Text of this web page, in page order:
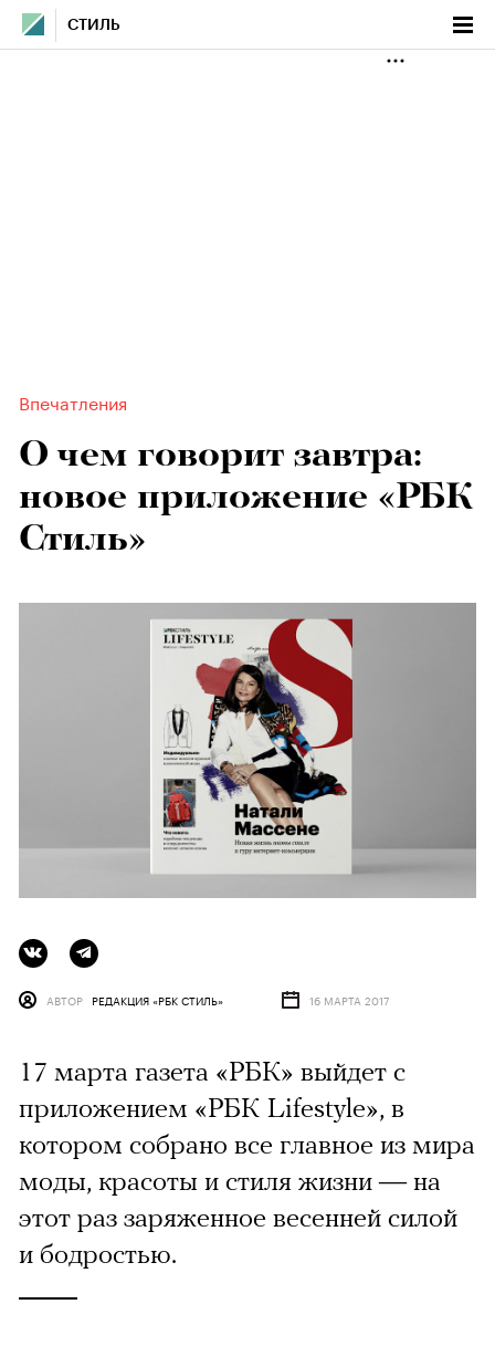
СТИЛЬ
Впечатления
О чем говорит завтра:
новое приложение «РБК
Стиль»
АВТОР РЕДАКЦИЯ «РБК СТИЛЬ» 16 МАРТА 2017
17 марта газета «РБК» выйдет с
приложением «РБК Lifestyle», в
котором собрано все главное из мира
моды, красоты и стиля жизни — на
этот раз заряженное весенней силой
и бодростью.